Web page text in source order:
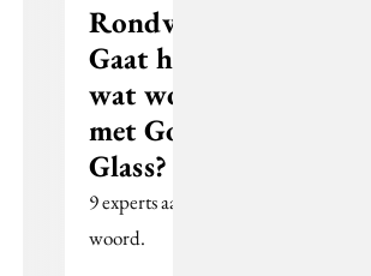
Rondvraag:
Gaat het nog
wat worden
met Google
Glass?
9 experts aan het
woord.